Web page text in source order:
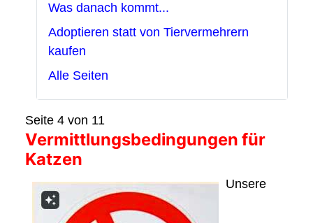
Was danach kommt...
Adoptieren statt von Tiervermehrern
kaufen
Alle Seiten
Seite 4 von 11
Vermittlungsbedingungen für
Katzen
Unsere